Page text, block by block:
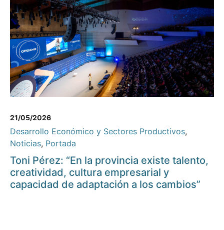
21/05/2026
Desarrollo Económico y Sectores Productivos,
Noticias, Portada
Toni Pérez: “En la provincia existe talento,
creatividad, cultura empresarial y
capacidad de adaptación a los cambios”